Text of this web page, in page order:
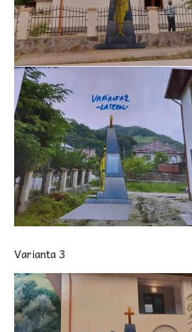
Varianta 3